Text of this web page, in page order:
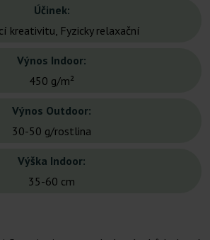
Účinek:
kreativitu, Fyzicky relaxační
Výnos Indoor:
450 g/m²
Výnos Outdoor:
30-50 g/rostlina
Výška Indoor:
35-60 cm